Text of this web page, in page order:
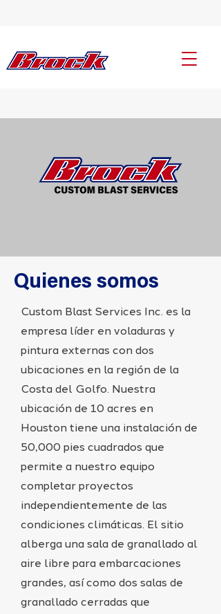
Quienes somos
Custom Blast Services Inc. es la
empresa líder en voladuras y
pintura externas con dos
ubicaciones en la región de la
Costa del Golfo. Nuestra
ubicación de 10 acres en
Houston tiene una instalación de
50,000 pies cuadrados que
permite a nuestro equipo
completar proyectos
independientemente de las
condiciones climáticas. El sitio
alberga una sala de granallado al
aire libre para embarcaciones
grandes, así como dos salas de
granallado cerradas que